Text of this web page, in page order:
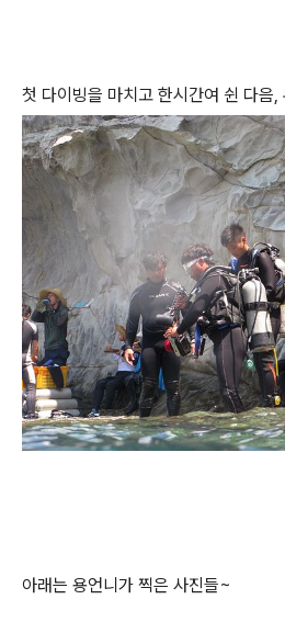
첫 다이빙을 마치고 한시간여 쉰 다음
아래는 용언니가 찍은 사진들~